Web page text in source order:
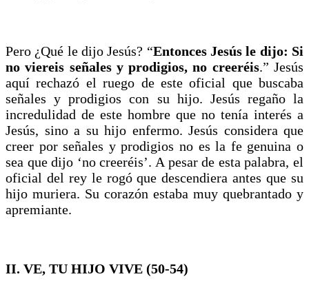
Pero ¿Qué le dijo Jesús? “Entonces Jesús le dijo: Si
no viereis señales y prodigios, no creeréis.” Jesús
aquí rechazó el ruego de este oficial que buscaba
señales y prodigios con su hijo. Jesús regaño la
incredulidad de este hombre que no tenía interés a
Jesús, sino a su hijo enfermo. Jesús considera que
creer por señales y prodigios no es la fe genuina o
sea que dijo ‘no creeréis’. A pesar de esta palabra, el
oficial del rey le rogó que descendiera antes que su
hijo muriera. Su corazón estaba muy quebrantado y
apremiante.
II. VE, TU HIJO VIVE (50-54)